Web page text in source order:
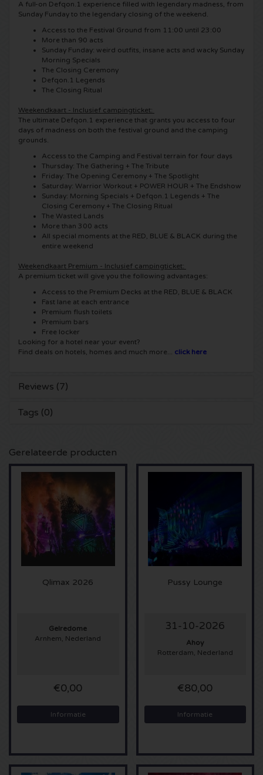
Eagles kaartjes
Justin Bieber kaartjes
Kings of Leon kaartjes
Lana del Rey kaartjes
Iron Maiden kaartjes
Maan kaartjes
Michael Buble kaartjes
Olivia Rodrigo kaartjes
The Cure kaartjes
My Chemical Romance kaartjes
Danny Vera kaartjes
U2 kaartjes
Bruno Mars kaartjes
Eminem kaartjes
Maroon 5 kaartjes
Joy x Flow Festival
Het Amsterdams Verbond kaartjes
Peggy Gou kaartjes
No Art kaartjes
Vroeger Was Alles Beter Festival kaartjes
A full-on Defqon.1 experience filled with legendary madness, from
Sunday Funday to the legendary closing of the weekend.
Access to the Festival Ground from 11:00 until 23:00
More than 90 acts
Sunday Funday: weird outfits, insane acts and wacky Sunday
Morning Specials
The Closing Ceremony
Defqon.1 Legends
The Closing Ritual
Weekendkaart - Inclusief campingticket:
The ultimate Defqon.1 experience that grants you access to four
days of madness on both the festival ground and the camping
grounds.
Access to the Camping and Festival terrain for four days
Thursday: The Gathering + The Tribute
Friday: The Opening Ceremony + The Spotlight
Saturday: Warrior Workout + POWER HOUR + The Endshow
Sunday: Morning Specials + Defqon.1 Legends + The
Closing Ceremony + The Closing Ritual
The Wasted Lands
More than 300 acts
All special moments at the RED, BLUE & BLACK during the
entire weekend
Weekendkaart Premium - Inclusief campingticket:
A premium ticket will give you the following advantages:
Access to the Premium Decks at the RED, BLUE & BLACK
Fast lane at each entrance
Premium flush toilets
Premium bars
Free locker
Looking for a hotel near your event?
Find deals on hotels, homes and much more... click here
Reviews (7)
Tags (0)
Gerelateerde producten
Qlimax 2026
Gelredome
Arnhem, Nederland
€0,00
Informatie
Pussy Lounge
31-10-2026
Ahoy
Rotterdam, Nederland
€80,00
Informatie